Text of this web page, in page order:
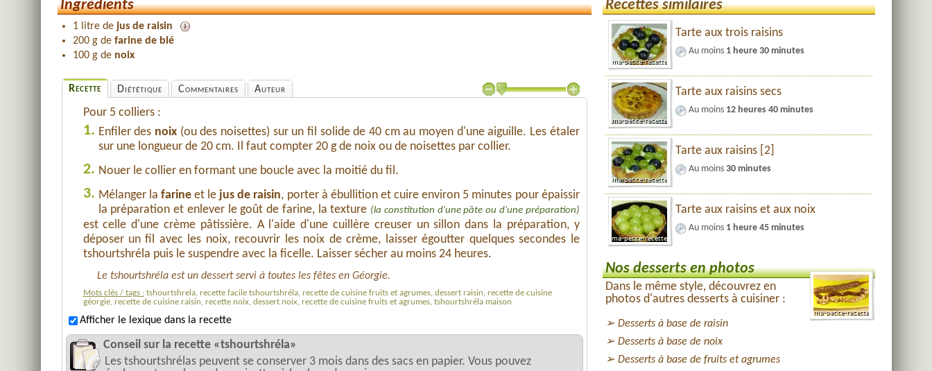
Ingrédients
1 litre de jus de raisin
200 g de farine de blé
100 g de noix
Recette Diététique Commentaires Auteur
Pour 5 colliers :
1. Enfiler des noix(ou des noisettes) sur un fil solide de 40 cm au moyen d'une aiguille. Les étaler
sur une longueur de 20 cm. Il faut compter 20 g de noix ou de noisettes par collier.
2. Nouer le collier en formant une boucle avec la moitié du fil.
3. Mélanger la farineet le jus de raisin, porter à ébullition et cuire environ 5 minutes pour épaissir
la préparation et enlever le goût de farine, la texture (la constitution d'une pâte ou d'une préparation)
est celle d'une crème pâtissière. A l'aide d'une cuillère creuser un sillon dans la préparation, y
déposer un fil avec les noix, recouvrir les noix de crème, laisser égoutter quelques secondes le
tshourtshréla puis le suspendre avec la ficelle. Laisser sécher au moins 24 heures.
Le tshourtshréla est un dessert servi à toutes les fêtes en Géorgie.
Mots clés / tags : tshourtshrela, recette facile tshourtshréla, recette de cuisine fruits et agrumes, dessert raisin, recette de cuisine
géorgie, recette de cuisine raisin, recette noix, dessert noix, recette de cuisine fruits et agrumes, tshourtshréla maison
Afficher le lexique dans la recette
Conseil sur la recette «tshourtshréla»
Les tshourtshrélas peuvent se conserver 3 mois dans des sacs en papier. Vous pouvez
Recettes similaires
Tarte aux trois raisins
Au moins 1 heure 30 minutes
Tarte aux raisins secs
Au moins 12 heures 40 minutes
Tarte aux raisins [2]
Au moins 30 minutes
Tarte aux raisins et aux noix
Au moins 1 heure 45 minutes
Nos desserts en photos
Dans le même style, découvrez en
photos d'autres desserts à cuisiner :
Desserts à base de raisin
Desserts à base de noix
Desserts à base de fruits et agrumes